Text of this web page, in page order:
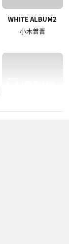
WHITE ALBUM2
小木曽晋